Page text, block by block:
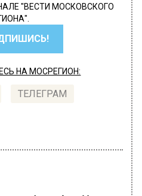
"ВЕСТИ МОСКОВСКОГО
НА МОСРЕГИОН:
ТЕЛЕГРАМ